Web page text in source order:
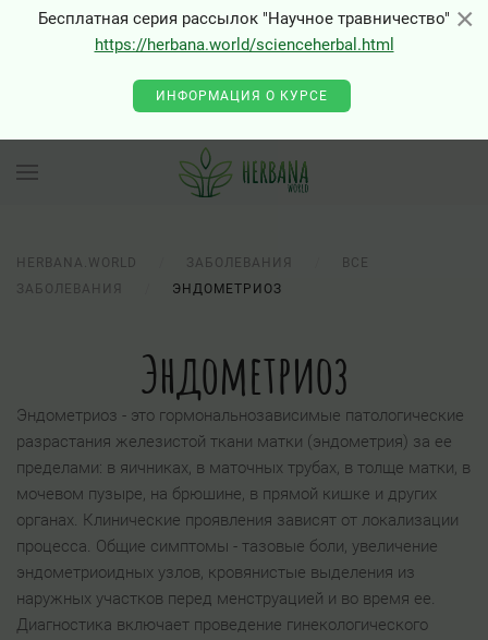
×
Бесплатная серия рассылок "Научное травничество"
https://herbana.world/scienceherbal.html
ИНФОРМАЦИЯ О КУРСЕ
HERBANA.WORLD ЗАБОЛЕВАНИЯ
ВСЕ
ЗАБОЛЕВАНИЯ
ЭНДОМЕТРИОЗ
Эндометриоз
Эндометриоз - это гормональнозависимые патологические
разрастания железистой ткани матки (эндометрия) за ее
пределами: в яичниках, в маточных трубах, в толще матки, в
мочевом пузыре, на брюшине, в прямой кишке и других
органах. Клинические проявления зависят от локализации
процесса. Общие симптомы - тазовые боли, увеличение
эндометриоидных узлов, кровянистые выделения из
наружных участков перед менструацией и во время ее.
Диагностика включает проведение гинекологического
×